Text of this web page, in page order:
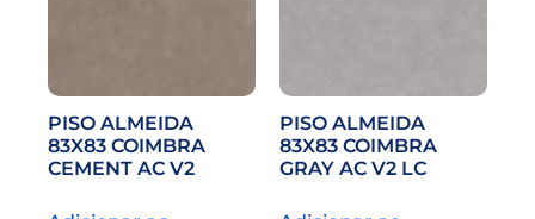
PISO ALMEIDA
83X83 COIMBRA
CEMENT AC V2
PISO ALMEIDA
83X83 COIMBRA
GRAY AC V2 LC